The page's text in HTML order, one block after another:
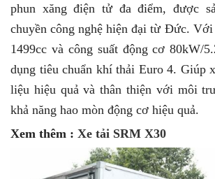
phun xăng điện tử đa điểm, được
chuyền công nghệ hiện đại từ Đức.
1499cc và công suất động cơ 80kW/
dụng tiêu chuẩn khí thải Euro 4. Giúp
liệu hiệu quả và thân thiện với môi
khả năng hao mòn động cơ hiệu quả.
Xem thêm : Xe tải SRM X30